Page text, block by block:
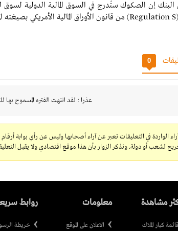
البنك إن الصكوك ستُدرج في السوق المالية الدولية لسوق
Regulation S) من قانون الأوراق المالية الأمريكي بصيغته
0
عذرا : لقد انتهت الفتره المسموح بها
الواردة في التعليقات تعبر عن آراء أصحابها وليس عن رأي بوابة
لشعب أو دولة. ونذكر الزوار بأن هذا موقع اقتصادي ولا يقبل
مشاهدة
قائمة كبار الملاك
معلومات
الاعلان على الموقع
روابط
خريطة